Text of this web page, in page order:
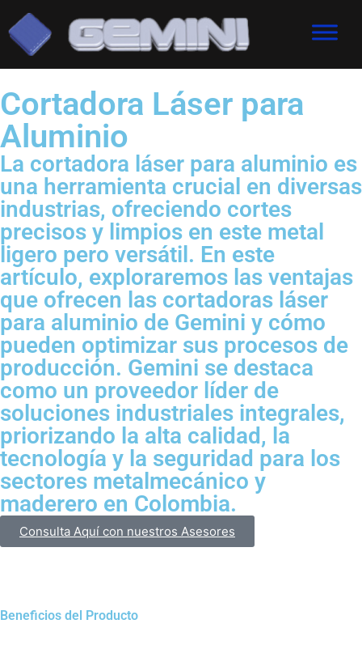
Cortadora Láser para
Aluminio
La cortadora láser para aluminio es
una herramienta crucial en diversas
industrias, ofreciendo cortes
precisos y limpios en este metal
ligero pero versátil. En este
artículo, exploraremos las ventajas
que ofrecen las cortadoras láser
para aluminio de Gemini y cómo
pueden optimizar sus procesos de
producción. Gemini se destaca
como un proveedor líder de
soluciones industriales integrales,
priorizando la alta calidad, la
tecnología y la seguridad para los
sectores metalmecánico y
maderero en Colombia.
Consulta Aquí con nuestros Asesores
Beneficios del Producto